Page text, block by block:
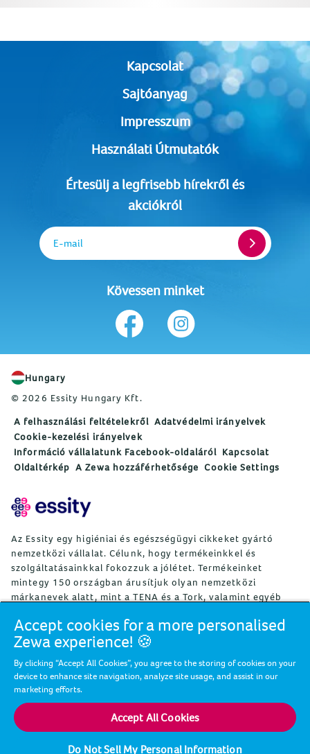
Kapcsolat
Sajtóanyag
Impresszum
Használati Útmutatók
Értesülj a legfrisebb hírekről és
akciókról
E-mail
Kövessen minket
Hungary
© 2026 Essity Hungary Kft.
A felhasználási feltételekről Adatvédelmi irányelvek
Cookie-kezelési irányelvek
Információ vállalatunk Facebook-oldaláról Kapcsolat
Oldaltérkép A Zewa hozzáférhetősége Cookie Settings
Az Essity egy higiéniai és egészségügyi cikkeket gyártó
nemzetközi vállalat. Célunk, hogy termékeinkkel és
szolgáltatásainkkal fokozzuk a jólétet. Termékeinket
mintegy 150 országban árusítjuk olyan nemzetközi
márkanevek alatt, mint a TENA és a Tork, valamint egyéb
Leukoplast, Libero, Libresse, Lotus, Modibodi, Nosotras,
Saba, Tempo, TOM Organic és Zewa. Az Essity mintegy
36 000 alkalmazottat foglalkoztat. A nettó árbevétel 2024-
ben mintegy 146 mrdSEK (13 mrdEUR) volt. A vállalat
székhelye a svédországi Stockholm, az Essity részvényeit
pedig a Nasdaq Stockholm jegyzi. Az Essity a jólétért,
valamint az egészséges, környezettudatos és
újrafelhasználó társadalomért küzd. További
tájékoztatás:
www.essity.com
Accept cookies for a more personalised
Zewa experience! 🍪
By clicking “Accept All Cookies”, you agree to the storing of cookies on your
device to enhance site navigation, analyze site usage, and assist in our
marketing efforts.
Accept All Cookies
Do Not Sell My Personal Information